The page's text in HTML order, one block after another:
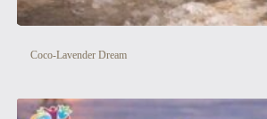
Coco-Lavender Dream